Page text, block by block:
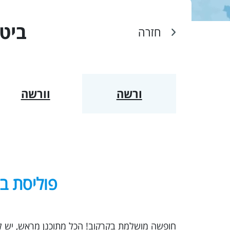
חזרה
ורשה וורשה
פוליסת